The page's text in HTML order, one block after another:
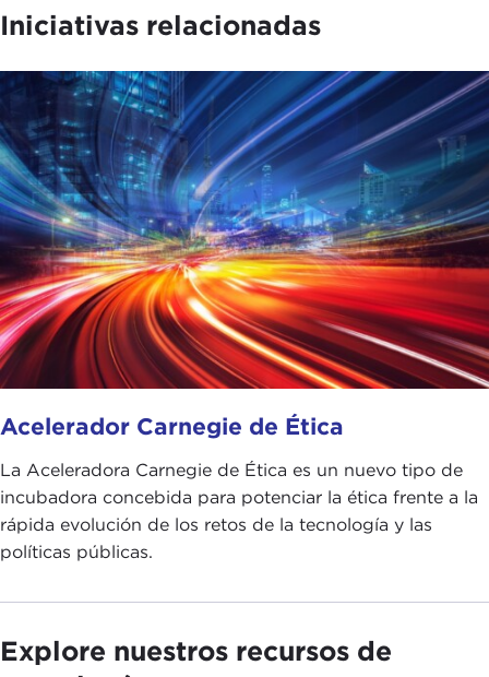
Iniciativas relacionadas
Acelerador Carnegie de Ética
La Aceleradora Carnegie de Ética es un nuevo tipo de
incubadora concebida para potenciar la ética frente a la
rápida evolución de los retos de la tecnología y las
políticas públicas.
Explore nuestros recursos de